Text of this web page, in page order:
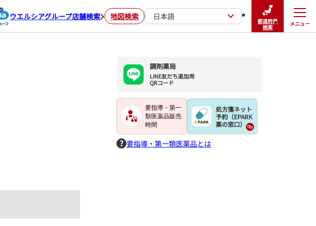
ウエルシアグループ店舗検索 地図検索 日本語
都道府県
検索
メニュー
閉じる
調剤薬局
LINE友だち追加用
QRコード
要指導・第一
類医薬品販売
時間
処方箋ネット
予約（EPARK
薬の窓口）
要指導・第一類医薬品とは